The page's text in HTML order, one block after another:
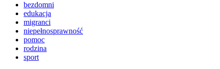
bezdomni
edukacja
migranci
niepełnosprawność
pomoc
rodzina
sport